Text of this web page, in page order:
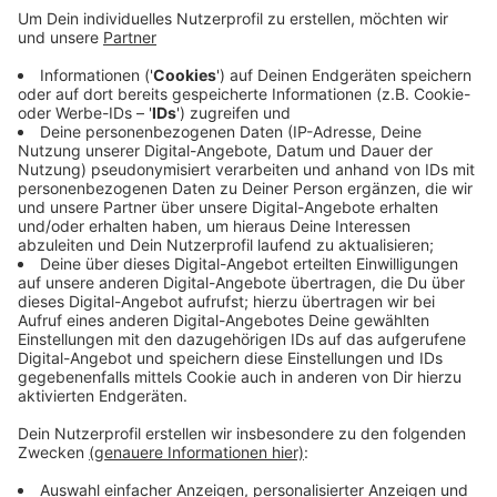
Gullydeckel eingeworfen und kamen so in die
und klauten mehrere Stangen Zigaretten. Ein
Zeuge fuhr den Tätern hinterher, als die das
bemerkten, bedrohten sie den Zeugen mit einer
Machete. Kurz darauf konnte die Polizei drei
Tatverdächtige festnehmen, darunter auch den
Wuppertaler.
Veröffentlicht:Mittwoch, 02.07.2025 13:03
Anzeige
Anzeige